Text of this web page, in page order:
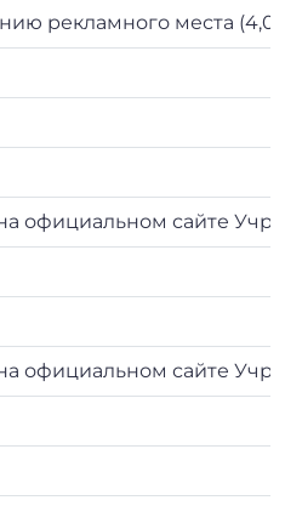
рекламного места
официальном сайте
официальном сайте